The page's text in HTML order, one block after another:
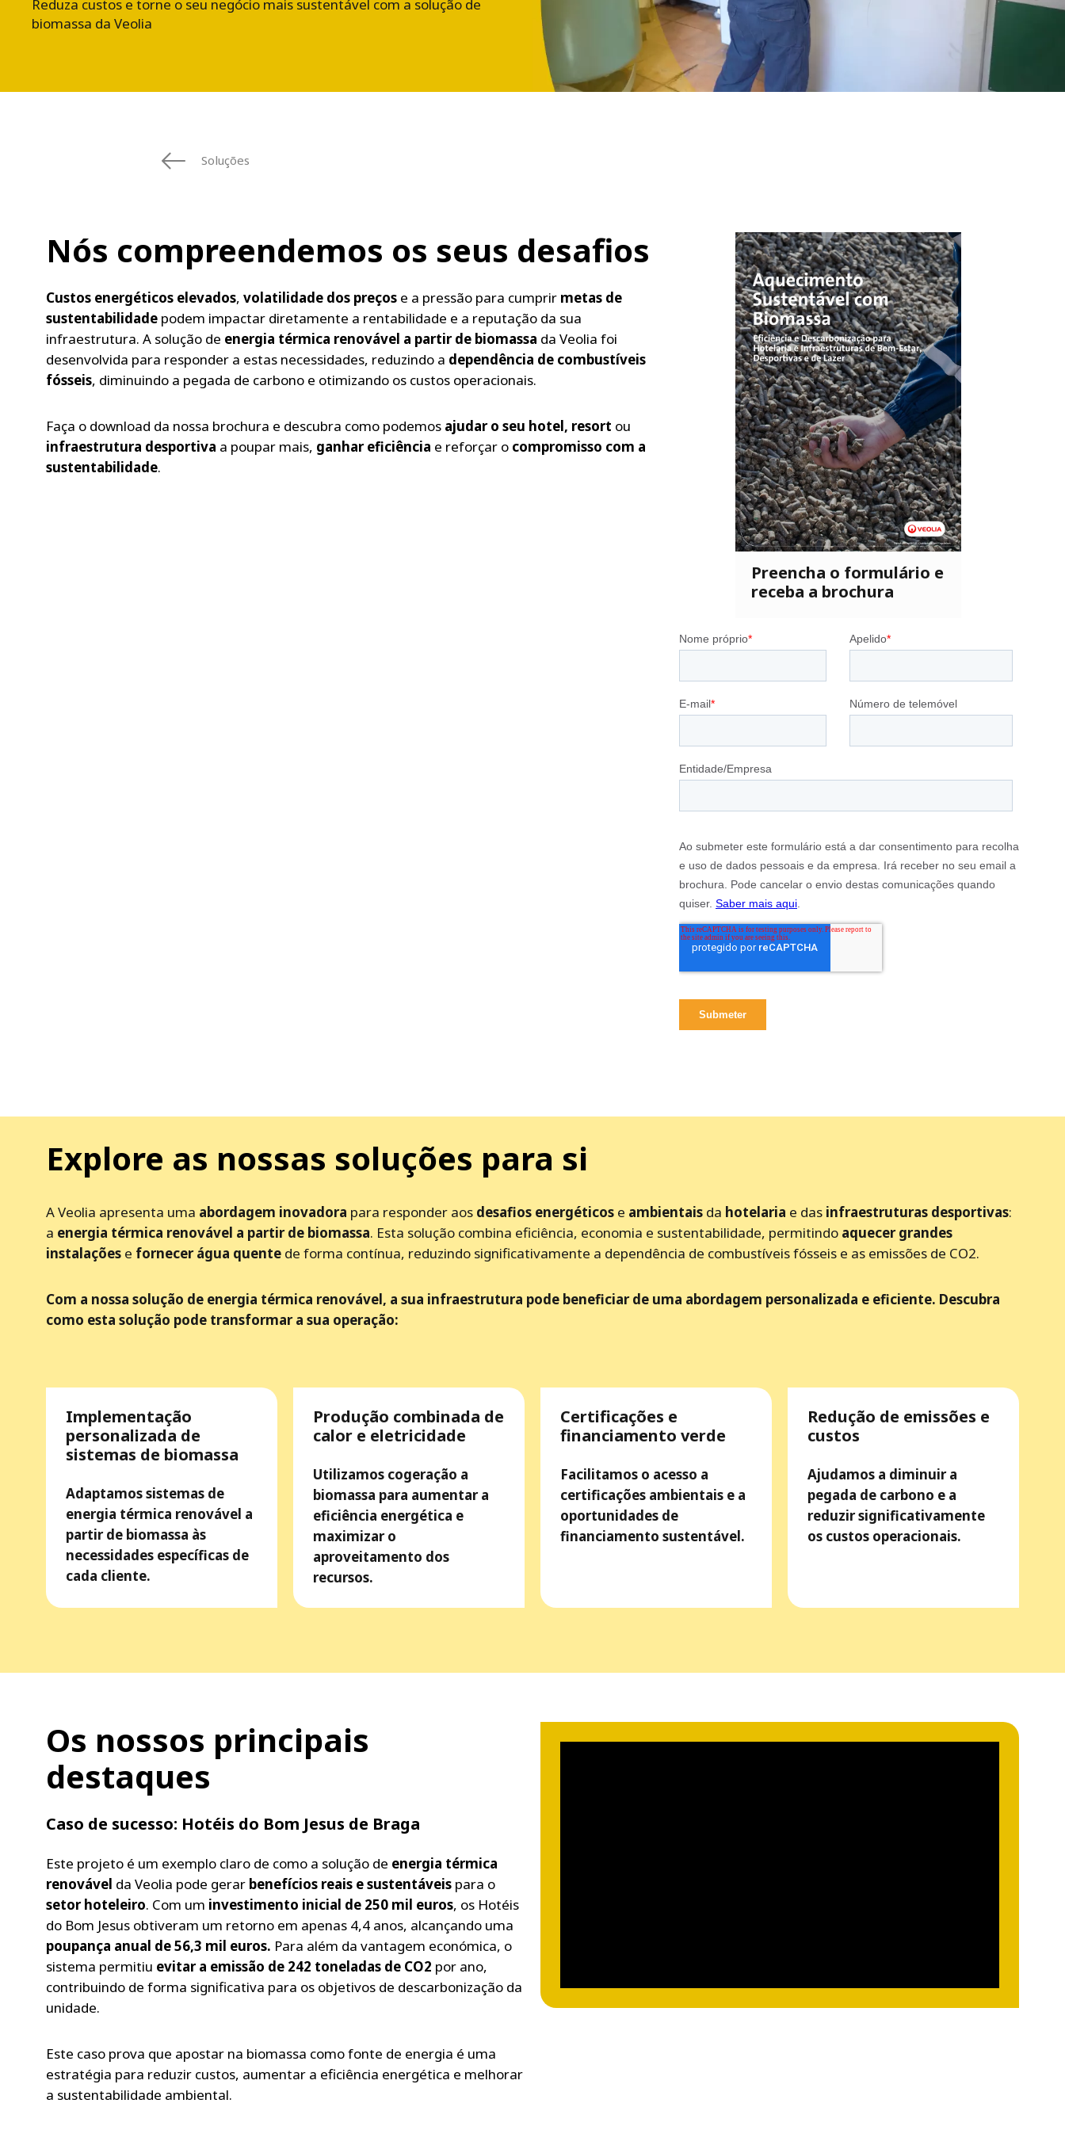
WATER TECHNOLOGIES
Reduza custos e torne o seu negócio mais sustentável com a solução de
biomassa da Veolia
Soluções
Nós compreendemos os seus desafios
Custos energéticos elevados, volatilidade dos preços e a pressão para cumprir metas de
sustentabilidade podem impactar diretamente a rentabilidade e a reputação da sua
infraestrutura. A solução de energia térmica renovável a partir de biomassa da Veolia foi
desenvolvida para responder a estas necessidades, reduzindo a dependência de combustíveis
fósseis, diminuindo a pegada de carbono e otimizando os custos operacionais.
Faça o download da nossa brochura e descubra como podemos ajudar o seu hotel, resort ou
infraestrutura desportiva a poupar mais, ganhar eficiência e reforçar o compromisso com a
sustentabilidade.
Preencha o formulário e
receba a brochura
Explore as nossas soluções para si
A Veolia apresenta uma abordagem inovadora para responder aos desafios energéticos e ambientais da hotelaria e das infraestruturas desportivas:
a energia térmica renovável a partir de biomassa. Esta solução combina eficiência, economia e sustentabilidade, permitindo aquecer grandes
instalações e fornecer água quente de forma contínua, reduzindo significativamente a dependência de combustíveis fósseis e as emissões de CO2.
Com a nossa solução de energia térmica renovável, a sua infraestrutura pode beneficiar de uma abordagem personalizada e eficiente. Descubra
como esta solução pode transformar a sua operação:
Implementação
personalizada de
sistemas de biomassa
Adaptamos sistemas de
energia térmica renovável a
partir de biomassa às
necessidades específicas de
cada cliente.
Produção combinada de
calor e eletricidade
Utilizamos cogeração a
biomassa para aumentar a
eficiência energética e
maximizar o
aproveitamento dos
recursos.
Certificações e
financiamento verde
Facilitamos o acesso a
certificações ambientais e a
oportunidades de
financiamento sustentável.
Redução de emissões e
custos
Ajudamos a diminuir a
pegada de carbono e a
reduzir significativamente
os custos operacionais.
Os nossos principais
destaques
Caso de sucesso: Hotéis do Bom Jesus de Braga
Este projeto é um exemplo claro de como a solução de energia térmica
renovável da Veolia pode gerar benefícios reais e sustentáveis para o
setor hoteleiro. Com um investimento inicial de 250 mil euros, os Hotéis
do Bom Jesus obtiveram um retorno em apenas 4,4 anos, alcançando uma
poupança anual de 56,3 mil euros. Para além da vantagem económica, o
sistema permitiu evitar a emissão de 242 toneladas de CO2 por ano,
contribuindo de forma significativa para os objetivos de descarbonização da
unidade.
Este caso prova que apostar na biomassa como fonte de energia é uma
estratégia para reduzir custos, aumentar a eficiência energética e melhorar
a sustentabilidade ambiental.